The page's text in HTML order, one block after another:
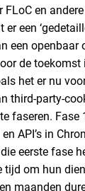
FLoC en
een
een openbaar
de toekomst
het er nu
third-party-
faseren. Fase
API’s in
eerste fase
tijd om hun
maanden